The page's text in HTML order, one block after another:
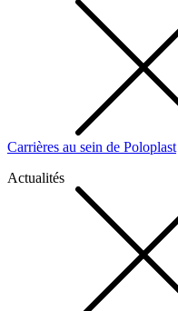
Carrières au sein de Poloplast
Actualités